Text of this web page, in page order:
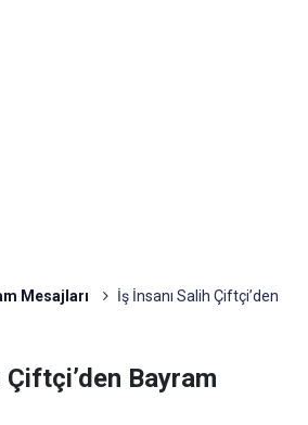
Mesajları
İş İnsanı Salih Çiftçi’den
Çiftçi’den Bayram